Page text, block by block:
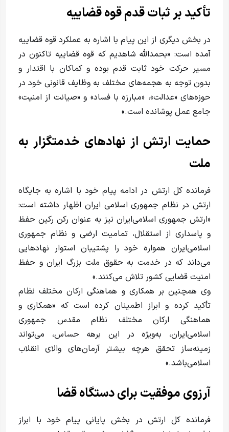
تأکید بر ثبات قدم قوه قضاییه
در بخش دیگری از این پیام با اشاره به عملکرد قوه قضاییه
آمده است: «بحمدالله شاهدیم که قوه قضاییه تاکنون در
مسیر حرکت خود ثابت‌ قدم بوده و کماکان با اقتدار و
بدون توجه به هجمه‌های مختلف به وظایف قانونی خود در
حوزه‌های «عدالت»، «مبارزه با فساد» و «صیانت از امنیت»
جامع عمل پوشانده است.»
حمایت ارتش از نهادهای خدمتگزار به
ملت
فرمانده کل ارتش در ادامه پیام خود با اشاره به جایگاه
ارتش در نظام جمهوری اسلامی ایران اظهار داشته است:
«ارتش جمهوری اسلامی‌ایران نیز به عنوان رکن رکین حفظ
و پاسداری از استقلال، تمامیت ارضی و نظام جمهوری
اسلامی‌ایران همواره خود را پشتیبان استوار نهادهایی
می‌داند که در خدمت به حقوق ملت بزرگ ایران و حفظ
امنیت قضایی کشور تلاش می‌کنند.»
وی همچنین بر همکاری و هماهنگی ارکان مختلف نظام
تأکید کرده و ابراز اطمینان کرده است که «همکاری و
هماهنگی ارکان مختلف نظام مقدس جمهوری
اسلامی‌ایران، به‌ویژه در این برهه حساس، می‌تواند
زمینه‌ساز تحقق هرچه بیشتر آرمان‌های والای انقلاب
اسلامی‌باشد.»
آرزوی موفقیت برای دستگاه قضا
فرمانده کل ارتش در بخش پایانی پیام خود با ابراز